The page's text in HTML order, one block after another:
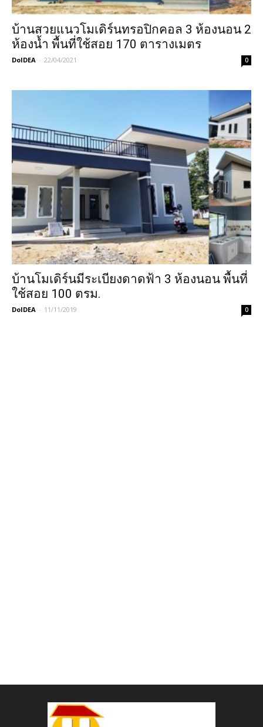
บ้านสวยแนวโมเดิร์นทรอปิกคอล 3 ห้องนอน 2
ห้องน้ำ พื้นที่ใช้สอย 170 ตารางเมตร
DoIDEA - 22/04/2021 0
บ้านโมเดิร์นมีระเบียงดาดฟ้า 3 ห้องนอน พื้นที่
ใช้สอย 100 ตรม.
DoIDEA - 11/11/2019 0